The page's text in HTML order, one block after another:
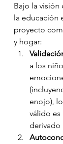
Bajo la visión
la educación
proyecto
y hogar:
a los
enojo),
válido
derivado